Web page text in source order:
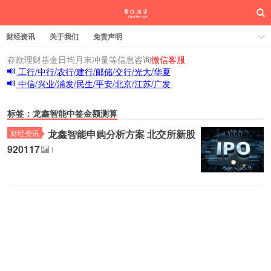
财经资讯 关于我们 免责声明
存款理财基金日均月末冲量等信息咨询微信客服
工行/中行/农行/建行/邮储/交行/光大/华夏
中信/兴业/浦发/民生/平安/北京/江苏/广发
标签：龙鑫智能中签金额测算
财经资讯
龙鑫智能申购分析方案 北交所新股
920117
1